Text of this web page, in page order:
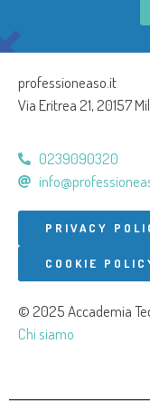
professioneaso.it
Via Eritrea 21, 20157
0239090320
PRIVACY
COOKIE
© 2025 Accademia
Chi siamo